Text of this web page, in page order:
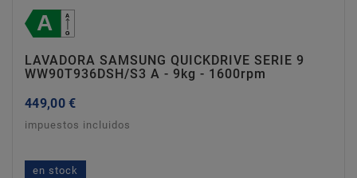
LAVADORA SAMSUNG QUICKDRIVE SERIE 9
WW90T936DSH/S3 A - 9kg - 1600rpm
449,00 €
impuestos incluidos
ww90t936dsh/s3 a - 9kg - 1600rpm
en stock